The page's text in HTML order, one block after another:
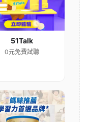
51Talk
0元免費試聽